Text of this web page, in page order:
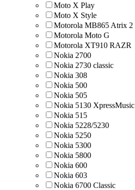
Moto X Play
Moto X Style
Motorola MB865 Atrix 2
Motorola Moto G
Motorola XT910 RAZR
Nokia 2700
Nokia 2730 classic
Nokia 308
Nokia 500
Nokia 505
Nokia 5130 XpressMusic
Nokia 515
Nokia 5228/5230
Nokia 5250
Nokia 5300
Nokia 5800
Nokia 600
Nokia 603
Nokia 6700 Classic